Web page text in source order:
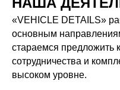
«VEHICLE DETAILS»
основным
стараемся предложить
сотрудничества и
высоком уровне.